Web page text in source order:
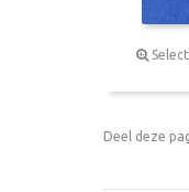
Deel deze